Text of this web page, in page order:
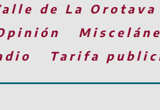
de La
Tarifa